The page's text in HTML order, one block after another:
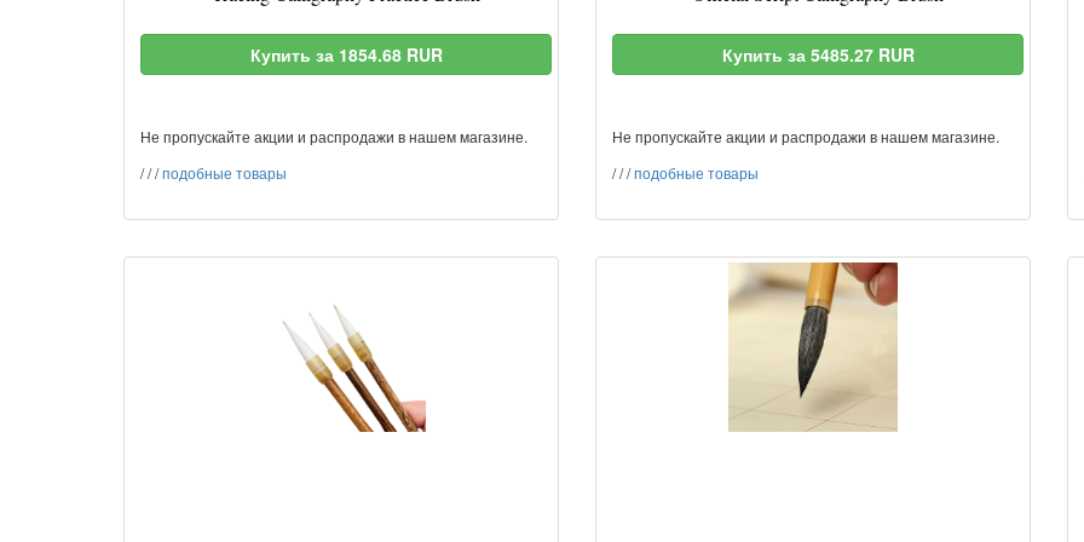
Купить за 1854.68 RUR
Не пропускайте акции и распродажи в нашем магазине.
///подобные товары
Купить за 5485.27 RUR
Не пропускайте акции и распродажи в нашем магазине.
///подобные товары